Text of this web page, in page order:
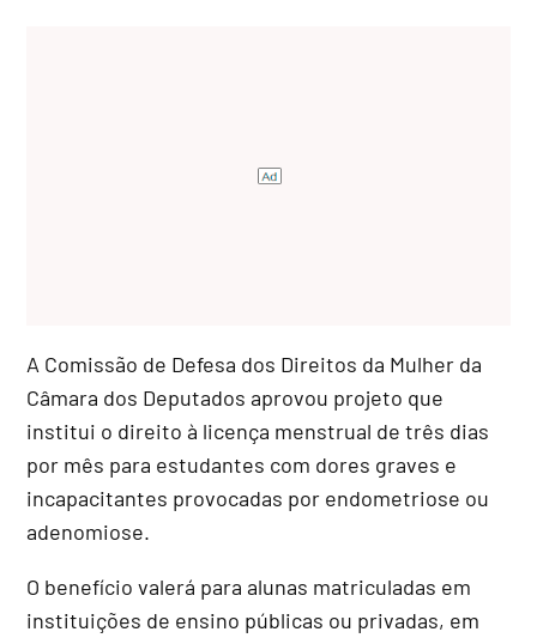
A Comissão de Defesa dos Direitos da Mulher da
Câmara dos Deputados aprovou projeto que
institui o direito à licença menstrual de três dias
por mês para estudantes com dores graves e
incapacitantes provocadas por endometriose ou
adenomiose.
O benefício valerá para alunas matriculadas em
instituições de ensino públicas ou privadas, em